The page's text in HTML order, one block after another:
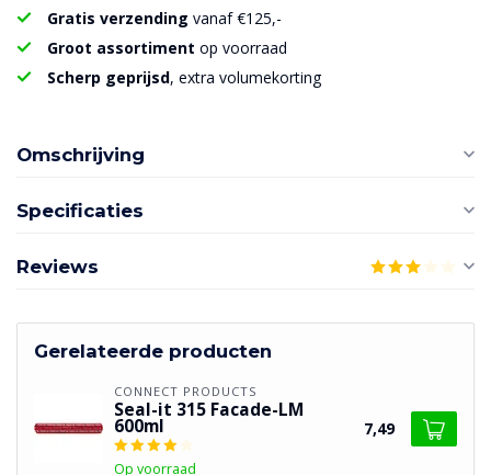
Gratis verzending vanaf €125,-
Groot assortiment op voorraad
Scherp geprijsd, extra volumekorting
Omschrijving
Specificaties
Reviews
Gerelateerde producten
CONNECT PRODUCTS
Seal-it 315 Facade-LM
600ml
Op voorraad
7,49